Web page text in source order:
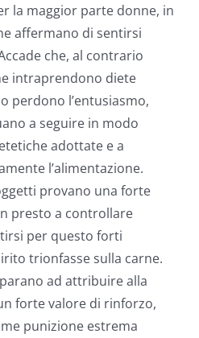
la maggior parte donne, in
affermano di sentirsi
che, al contrario
intraprendono diete
perdono l’entusiasmo,
a seguire in modo
adottate e a
l’alimentazione.
provano una forte
presto a controllare
per questo forti
trionfasse sulla carne.
ad attribuire alla
forte valore di rinforzo,
punizione estrema